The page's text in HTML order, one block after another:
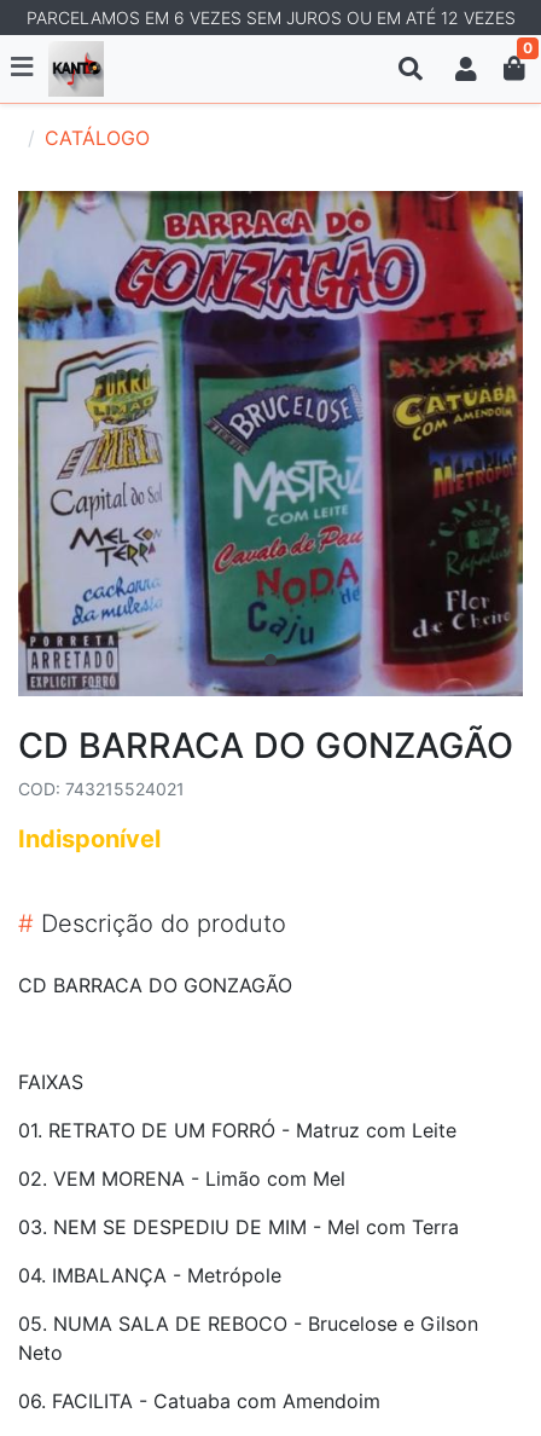
PARCELAMOS EM 6 VEZES SEM JUROS OU EM ATÉ 12 VEZES
0
CATÁLOGO
CD BARRACA DO GONZAGÃO
COD: 743215524021
Indisponível
# Descrição do produto
CD BARRACA DO GONZAGÃO
FAIXAS
01. RETRATO DE UM FORRÓ - Matruz com Leite
02. VEM MORENA - Limão com Mel
03. NEM SE DESPEDIU DE MIM - Mel com Terra
04. IMBALANÇA - Metrópole
05. NUMA SALA DE REBOCO - Brucelose e Gilson
Neto
06. FACILITA - Catuaba com Amendoim